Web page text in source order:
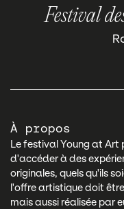
Festival
À propos
Le festival Young at Art
d'accéder à des
originales, quels qu'ils
l'offre artistique doit
mais aussi réalisée par